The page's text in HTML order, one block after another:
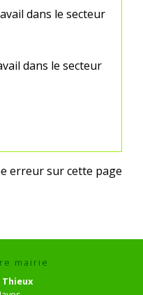
dans le secteur
dans le secteur
erreur sur cette page
mairie
Thieux